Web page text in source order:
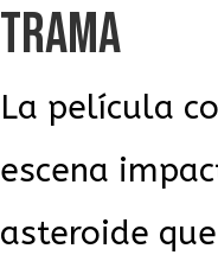
TRAMA
La película
escena
asteroide